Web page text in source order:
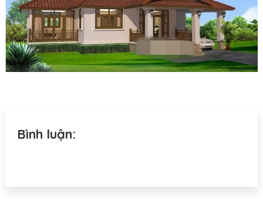
Bình luận: